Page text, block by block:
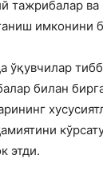
тажрибалар
имконини
ўқувчилар
билан
этди.